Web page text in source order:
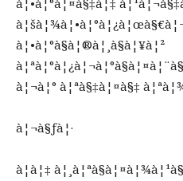
à¦•à¦°à¦¤à§‡à¦‡
à¦•à¦°à§à¦®à¦¸à§à¦¥à¦²
à¦¬à¦° à¦ªà§‡à¦¤à§‡
à¦¬à§ƒà¦·
à¦à¦‡